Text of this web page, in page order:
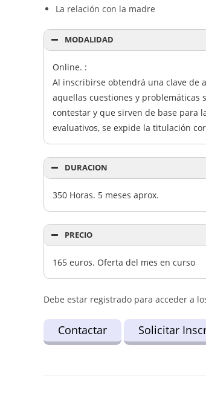
La relación con la madre
MODALIDAD
Online. :
Al inscribirse obtendrá una clave de
aquellas cuestiones y problemáticas
contestar y que sirven de base para
evaluativos, se expide la titulación
DURACION
350 Horas. 5 meses aprox.
PRECIO
165 euros. Oferta del mes en curso
Debe estar registrado para acceder a
Contactar Solicitar